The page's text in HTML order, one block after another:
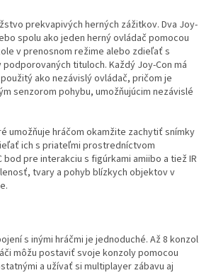
prekvapivých herných zážitkov. Dva Joy-
spolu ako jeden herný ovládač pomocou
v prenosnom režime alebo zdieľať s
tituloch. Každý Joy-Con má
ako nezávislý ovládač, pričom je
senzorom pohybu, umožňujúcim nezávislé
umožňuje hráčom okamžite zachytiť snímky
ich s priateľmi prostredníctvom
pre interakciu s figúrkami amiibo a tiež IR
tvary a pohyb blízkych objektov v
s inými hráčmi je jednoduché. Až 8 konzol
môžu postaviť svoje konzoly pomocou
a užívať si multiplayer zábavu aj